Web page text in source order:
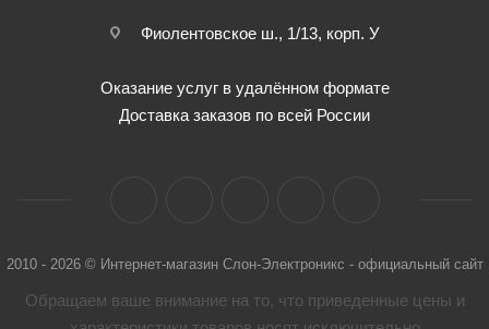
Фиолентовское ш., 1/13, корп. У
Оказание услуг в удалённом формате
Доставка заказов по всей России
2010 - 2026 © Интернет-магазин Слон-Электроникс - официальный сайт
Обращаем ваше внимание на то, что приведенные цены и